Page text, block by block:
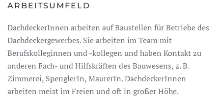
ARBEITSUMFELD
DachdeckerInnen arbeiten auf Baustellen für Betriebe des
Dachdeckergewerbes. Sie arbeiten im Team mit
Berufskolleginnen und -kollegen und haben Kontakt zu
anderen Fach- und Hilfskräften des Bauwesens, z. B.
Zimmerei, SpenglerIn, MaurerIn. DachdeckerInnen
arbeiten meist im Freien und oft in großer Höhe.